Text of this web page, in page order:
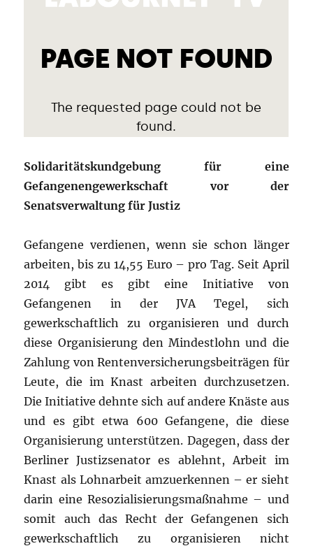
Solidaritätskundgebung für eine
Gefangenengewerkschaft vor der
Senatsverwaltung für Justiz
Gefangene verdienen, wenn sie schon länger
arbeiten, bis zu 14,55 Euro – pro Tag. Seit April
2014 gibt es gibt eine Initiative von
Gefangenen in der JVA Tegel, sich
gewerkschaftlich zu organisieren und durch
diese Organisierung den Mindestlohn und die
Zahlung von Rentenversicherungsbeiträgen für
Leute, die im Knast arbeiten durchzusetzen.
Die Initiative dehnte sich auf andere Knäste aus
und es gibt etwa 600 Gefangene, die diese
Organisierung unterstützen. Dagegen, dass der
Berliner Justizsenator es ablehnt, Arbeit im
Knast als Lohnarbeit amzuerkennen – er sieht
darin eine Resozialisierungsmaßnahme – und
somit auch das Recht der Gefangenen sich
gewerkschaftlich zu organisieren nicht